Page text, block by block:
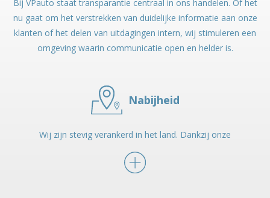
Bij VPauto staat transparantie centraal in ons handelen. Of het
nu gaat om het verstrekken van duidelijke informatie aan onze
klanten of het delen van uitdagingen intern, wij stimuleren een
omgeving waarin communicatie open en helder is.
Nabijheid
Wij zijn stevig verankerd in het land. Dankzij onze
aanwezigheid op meerdere locaties zijn wij dicht bij onze
klanten en hun behoeften en kunnen wij hen een